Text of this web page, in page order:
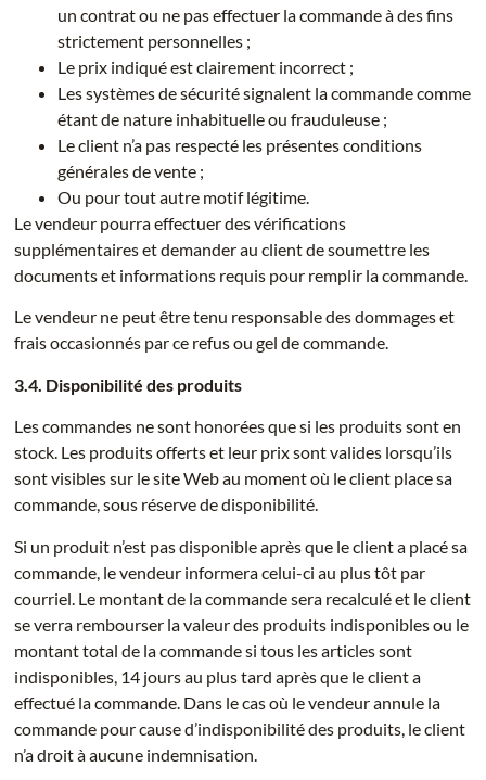
un contrat ou ne pas effectuer la commande à des fins
strictement personnelles ;
Le prix indiqué est clairement incorrect ;
Les systèmes de sécurité signalent la commande comme
étant de nature inhabituelle ou frauduleuse ;
Le client n’a pas respecté les présentes conditions
générales de vente ;
Ou pour tout autre motif légitime.
Le vendeur pourra effectuer des vérifications
supplémentaires et demander au client de soumettre les
documents et informations requis pour remplir la commande.
Le vendeur ne peut être tenu responsable des dommages et
frais occasionnés par ce refus ou gel de commande.
3.4. Disponibilité des produits
Les commandes ne sont honorées que si les produits sont en
stock. Les produits offerts et leur prix sont valides lorsqu’ils
sont visibles sur le site Web au moment où le client place sa
commande, sous réserve de disponibilité.
Si un produit n’est pas disponible après que le client a placé sa
commande, le vendeur informera celui-ci au plus tôt par
courriel. Le montant de la commande sera recalculé et le client
se verra rembourser la valeur des produits indisponibles ou le
montant total de la commande si tous les articles sont
indisponibles, 14 jours au plus tard après que le client a
effectué la commande. Dans le cas où le vendeur annule la
commande pour cause d’indisponibilité des produits, le client
n’a droit à aucune indemnisation.